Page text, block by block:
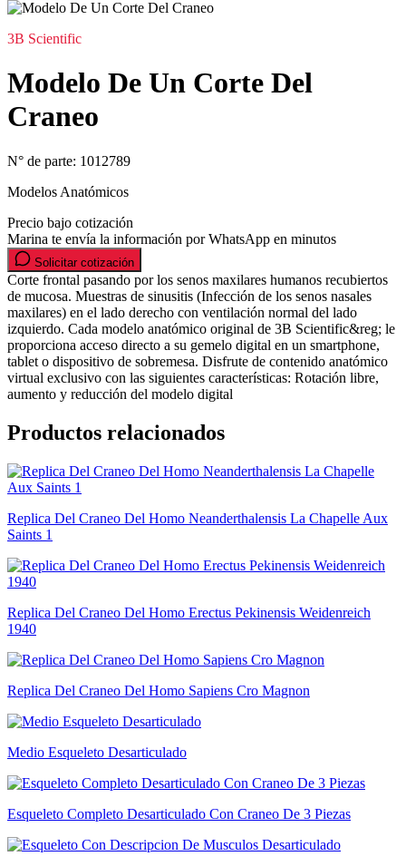
3B Scientific
Modelo De Un Corte Del
Craneo
N° de parte: 1012789
Modelos Anatómicos
Precio bajo cotización
Marina te envía la información por WhatsApp en minutos
Solicitar cotización
Corte frontal pasando por los senos maxilares humanos recubiertos
de mucosa. Muestras de sinusitis (Infección de los senos nasales
maxilares) en el lado derecho con ventilación normal del lado
izquierdo. Cada modelo anatómico original de 3B Scientific&reg; le
proporciona acceso directo a su gemelo digital en un smartphone,
tablet o dispositivo de sobremesa. Disfrute de contenido anatómico
virtual exclusivo con las siguientes características: Rotación libre,
aumento y reducción del modelo digital
Productos relacionados
Replica Del Craneo Del Homo Neanderthalensis La Chapelle Aux
Saints 1
Replica Del Craneo Del Homo Erectus Pekinensis Weidenreich
1940
Replica Del Craneo Del Homo Sapiens Cro Magnon
Medio Esqueleto Desarticulado
Esqueleto Completo Desarticulado Con Craneo De 3 Piezas